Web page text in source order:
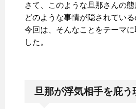
さて、このような旦那さんの
どのような事情が隠されている
今回は、そんなことをテーマに
した。
旦那が浮気相手を庇う